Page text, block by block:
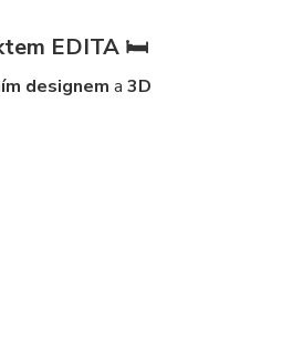
EDITA 🛏️
designem a 3D